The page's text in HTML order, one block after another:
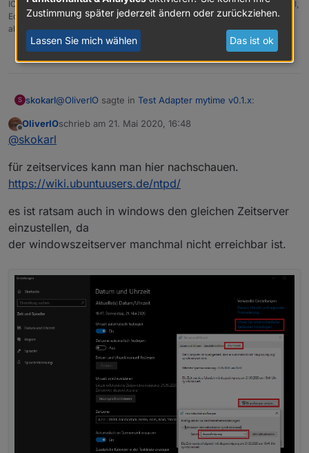
IOBroker mit Proxmox auf Celeron Nuc mit 16 GB und Debian11, Sonos API,
Echo Show 15 als Wandtablet, Homematic IP, HUE, Sonos, Echos, DS718+
als Backup
S skokarl@OliverIO sagte in Test Adapter mytime v0.1.x:
Offline
OliverIOschrieb am 21. Mai 2020, 16:48
zuletzt editiert von
@skokarl
für zeitservices kann man hier nachschauen.
https://wiki.ubuntuusers.de/ntpd/
es ist ratsam auch in windows den gleichen Zeitserver
einzustellen, da
der windowszeitserver manchmal nicht erreichbar ist.
Zustimmung später jederzeit ändern oder zurückziehen.
Lassen Sie mich wählen Das ist ok